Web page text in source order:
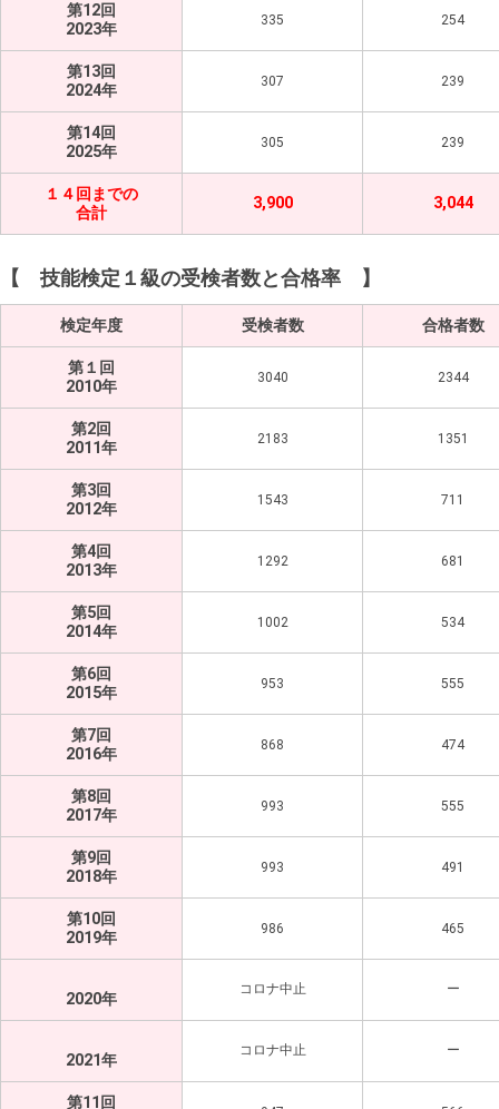
第12回
2023年
335 254
第13回
2024年
307 239
第14回
2025年
305 239
１４回までの
合計
3,900 3,044
【 技能検定１級の受検者数と合格率 】
検定年度 受検者数 合格者数
第１回
2010年
3040 2344
第2回
2011年
2183 1351
第3回
2012年
1543 711
第4回
2013年
1292 681
第5回
2014年
1002 534
第6回
2015年
953 555
第7回
2016年
868 474
第8回
2017年
993 555
第9回
2018年
993 491
第10回
2019年
986 465
2020年
コロナ中止 ー
2021年
コロナ中止 ー
第11回